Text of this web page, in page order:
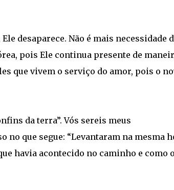
desaparece. Não é mais necessidade
pois Ele continua presente de
que vivem o serviço do amor, pois o
da terra”. Vós sereis meus
no que segue: “Levantaram na mesma
havia acontecido no caminho e como o